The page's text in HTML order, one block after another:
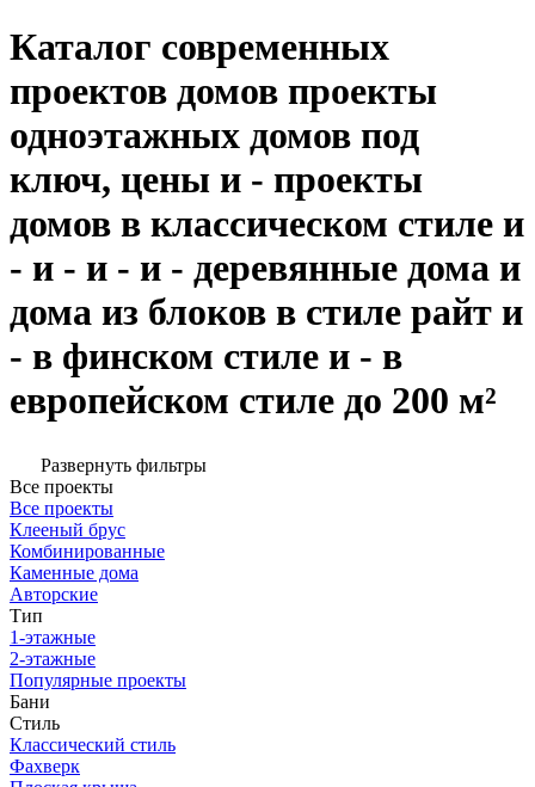
Каталог современных
проектов домов проекты
одноэтажных домов под
ключ, цены и - проекты
домов в классическом стиле и
- и - и - и - деревянные дома и
дома из блоков в стиле райт и
- в финском стиле и - в
европейском стиле до 200 м²
Развернуть фильтры
Все проекты
Все проекты
Клееный брус
Комбинированные
Каменные дома
Авторские
Тип
1-этажные
2-этажные
Популярные проекты
Бани
Стиль
Классический стиль
Фахверк